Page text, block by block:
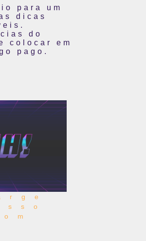
para um
dicas
do
colocar em
pago.